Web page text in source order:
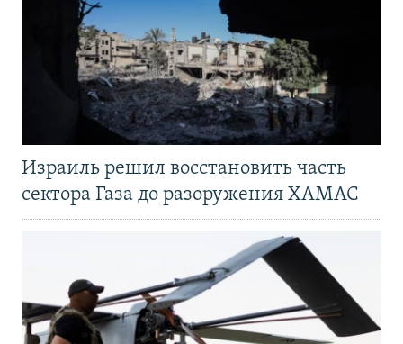
Израиль решил восстановить часть
сектора Газа до разоружения ХАМАС